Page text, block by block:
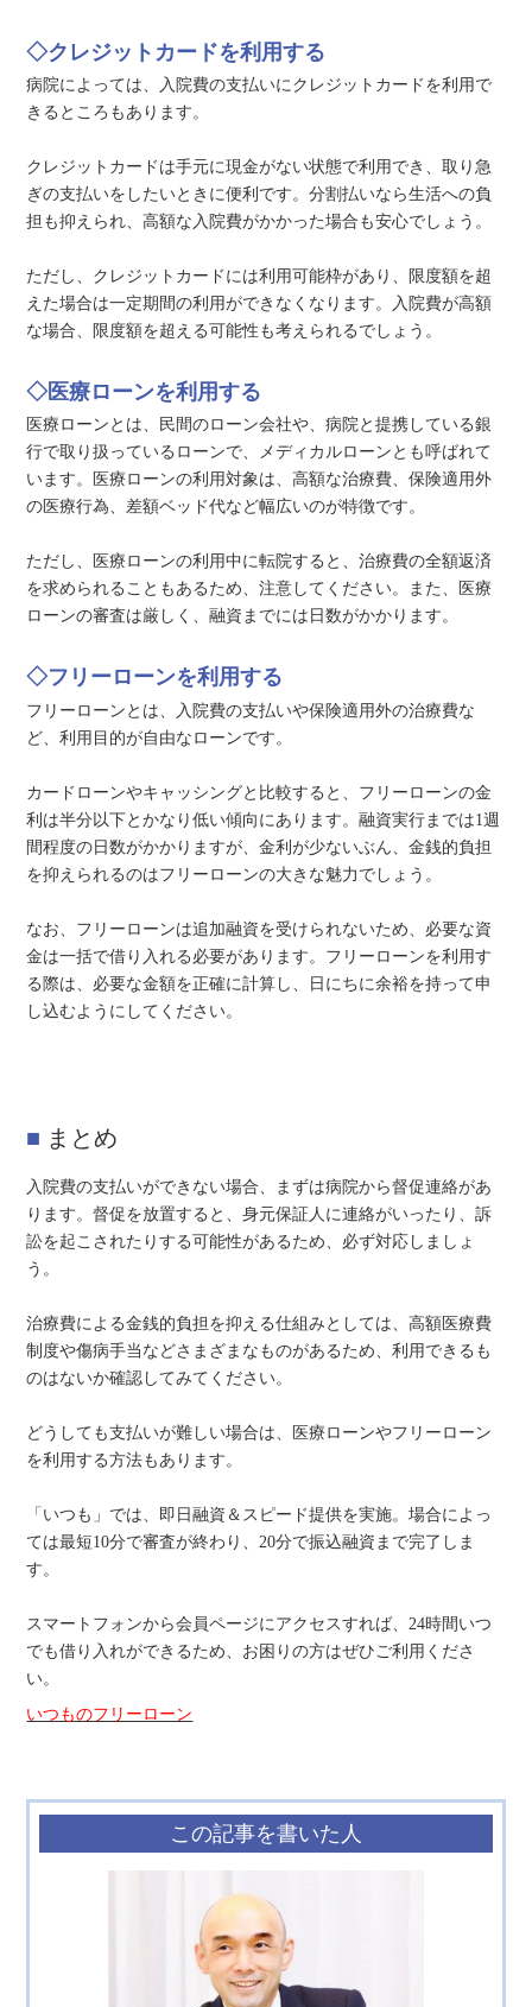
◇クレジットカードを利用する
病院によっては、入院費の支払いにクレジットカードを利用で
きるところもあります。
クレジットカードは手元に現金がない状態で利用でき、取り急
ぎの支払いをしたいときに便利です。分割払いなら生活への負
担も抑えられ、高額な入院費がかかった場合も安心でしょう。
ただし、クレジットカードには利用可能枠があり、限度額を超
えた場合は一定期間の利用ができなくなります。入院費が高額
な場合、限度額を超える可能性も考えられるでしょう。
◇医療ローンを利用する
医療ローンとは、民間のローン会社や、病院と提携している銀
行で取り扱っているローンで、メディカルローンとも呼ばれて
います。医療ローンの利用対象は、高額な治療費、保険適用外
の医療行為、差額ベッド代など幅広いのが特徴です。
ただし、医療ローンの利用中に転院すると、治療費の全額返済
を求められることもあるため、注意してください。また、医療
ローンの審査は厳しく、融資までには日数がかかります。
◇フリーローンを利用する
フリーローンとは、入院費の支払いや保険適用外の治療費な
ど、利用目的が自由なローンです。
カードローンやキャッシングと比較すると、フリーローンの金
利は半分以下とかなり低い傾向にあります。融資実行までは1週
間程度の日数がかかりますが、金利が少ないぶん、金銭的負担
を抑えられるのはフリーローンの大きな魅力でしょう。
なお、フリーローンは追加融資を受けられないため、必要な資
金は一括で借り入れる必要があります。フリーローンを利用す
る際は、必要な金額を正確に計算し、日にちに余裕を持って申
し込むようにしてください。
まとめ
入院費の支払いができない場合、まずは病院から督促連絡があ
ります。督促を放置すると、身元保証人に連絡がいったり、訴
訟を起こされたりする可能性があるため、必ず対応しましょ
う。
治療費による金銭的負担を抑える仕組みとしては、高額医療費
制度や傷病手当などさまざまなものがあるため、利用できるも
のはないか確認してみてください。
どうしても支払いが難しい場合は、医療ローンやフリーローン
を利用する方法もあります。
「いつも」では、即日融資＆スピード提供を実施。場合によっ
ては最短10分で審査が終わり、20分で振込融資まで完了しま
す。
スマートフォンから会員ページにアクセスすれば、24時間いつ
でも借り入れができるため、お困りの方はぜひご利用くださ
い。
いつものフリーローン
この記事を書いた人